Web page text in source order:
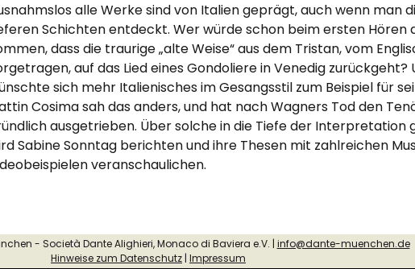
alle Werke sind von Italien geprägt, auch wenn man
Schichten entdeckt. Wer würde schon beim ersten Hören
dass die traurige „alte Weise“ aus dem Tristan, vom
auf das Lied eines Gondoliere in Venedig zurückgeht?
sich mehr Italienisches im Gesangsstil zum Beispiel für
Cosima sah das anders, und hat nach Wagners Tod den
ausgetrieben. Über solche in die Tiefe der Interpretation
Sabine Sonntag berichten und ihre Thesen mit zahlreichen
veranschaulichen.
- Società Dante Alighieri, Monaco di Baviera e.V. | info@dante-muenchen.de
Hinweise zum Datenschutz | Impressum